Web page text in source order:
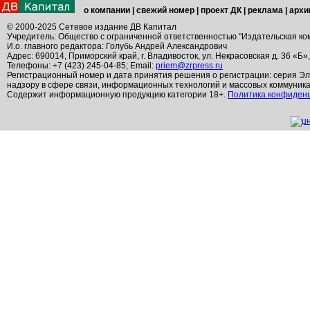
о компании свежий номер проект ДК реклама
© 2000-2025 Сетевое издание ДВ Капитал
Учредитель: Общество с ограниченной ответственностью "Издательская
И.о. главного редактора: Голубь Андрей Александрович
Адрес: 690014, Приморский край, г. Владивосток, ул. Некрасовская д. 36
Телефоны: +7 (423) 245-04-85; Email: priem@zrpress.ru
Регистрационный номер и дата принятия решения о регистрации: серия
надзору в сфере связи, информационных технологий и массовых
Содержит информационную продукцию категории 18+. Политика